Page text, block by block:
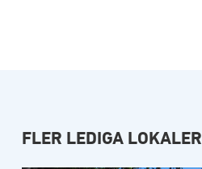
FLER LEDIGA LOKALER